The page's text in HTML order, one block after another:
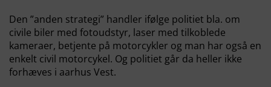
Den ”anden strategi” handler ifølge politiet bla. om
civile biler med fotoudstyr, laser med tilkoblede
kameraer, betjente på motorcykler og man har også en
enkelt civil motorcykel. Og politiet går da heller ikke
forhæves i aarhus Vest.